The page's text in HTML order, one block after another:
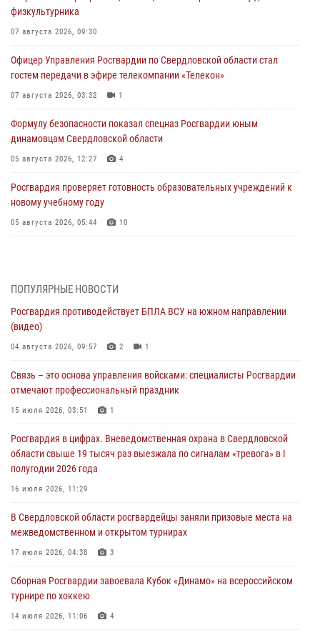
физкультурника
07 августа 2026, 09:30
Офицер Управления Росгвардии по Свердловской области стал
гостем передачи в эфире телекомпании «Телекон»
07 августа 2026, 03:32 1
Формулу безопасности показал спецназ Росгвардии юным
динамовцам Свердловской области
05 августа 2026, 12:27 4
Росгвардия проверяет готовность образовательных учреждений к
новому учебному году
05 августа 2026, 05:44 10
04 августа 2026, 09:57 2
Росгвардия приняла участие в обеспечении безопасности Дня
города в Екатеринбурге
03 августа 2026, 07:43 3
Росгвардия приняла участие в межведомственном
антитеррористическом учении в Свердловской области
31 июля 2026, 12:27 1
Росгвардия обеспечивает безопасность граждан на южном
направлении
31 июля 2026, 06:56
рассказал об итогах работы подразделения в эфире телекомпании
«Телекон»
30 июля 2026, 11:33 1
ПОПУЛЯРНЫЕ НОВОСТИ
Росгвардия противодействует БПЛА ВСУ на южном направлении
(видео)
04 августа 2026, 09:57 2 1
Связь – это основа управления войсками: специалисты Росгвардии
отмечают профессиональный праздник
15 июля 2026, 03:51 1
Росгвардия в цифрах. Вневедомственная охрана в Свердловской
области свыше 19 тысяч раз выезжала по сигналам «тревога» в I
полугодии 2026 года
16 июля 2026, 11:29
В Свердловской области росгвардейцы заняли призовые места на
межведомственном и открытом турнирах
17 июля 2026, 04:38 3
Сборная Росгвардии завоевала Кубок «Динамо» на всероссийском
турнире по хоккею
14 июля 2026, 11:06 4